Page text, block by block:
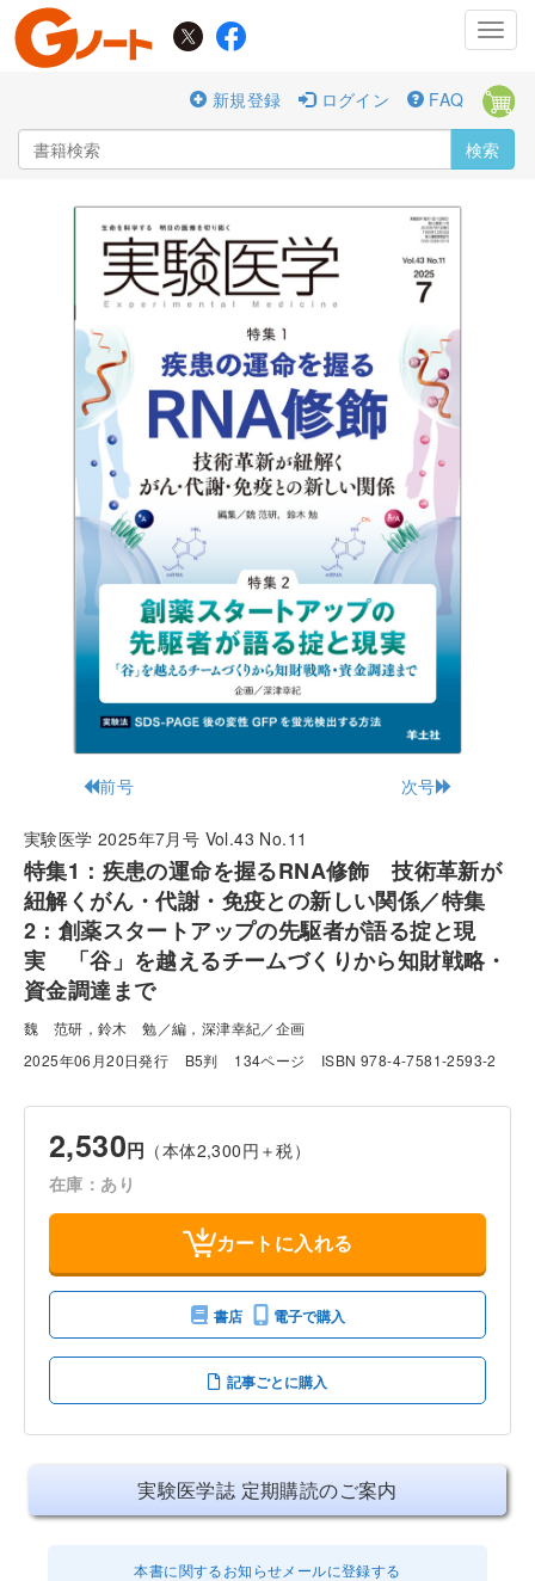
新規登録
ログイン FAQ
検索
前号 次号
実験医学 2025年7月号 Vol.43 No.11
特集1：疾患の運命を握るRNA修飾 技術革新が
紐解くがん・代謝・免疫との新しい関係／特集
2：創薬スタートアップの先駆者が語る掟と現
実 「谷」を越えるチームづくりから知財戦略・
資金調達まで
魏 范研，鈴木 勉／編，深津幸紀／企画
2025年06月20日発行
B5判 134ページ ISBN 978-4-7581-2593-2
2,530円 （本体2,300円＋税）
在庫：あり
カートに入れる
書店 電子で購入
記事ごとに購入
実験医学誌 定期購読のご案内
本書に関するお知らせメールに登録する